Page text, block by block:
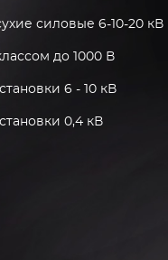
силовые 6-10-20 кВ
до 1000 В
6 - 10 кВ
0,4 кВ